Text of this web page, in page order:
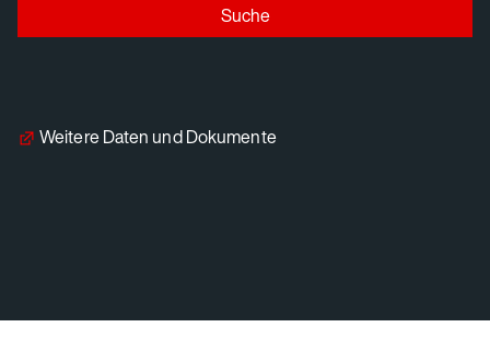
Suche
Weitere Daten und Dokumente